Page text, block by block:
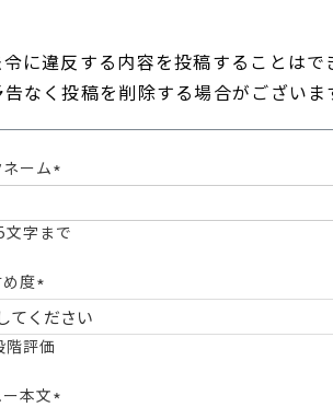
に違反する内容を投稿することはで
なく投稿を削除する場合がございま
ーム
須)
文字まで
度
(必
須)
階評価
本文